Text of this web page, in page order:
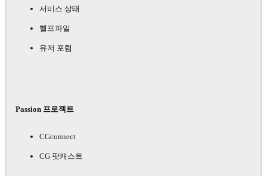
서비스 상태
헬프파일
유저 포럼
Passion 프로젝트
CGconnect
CG 팟캐스트